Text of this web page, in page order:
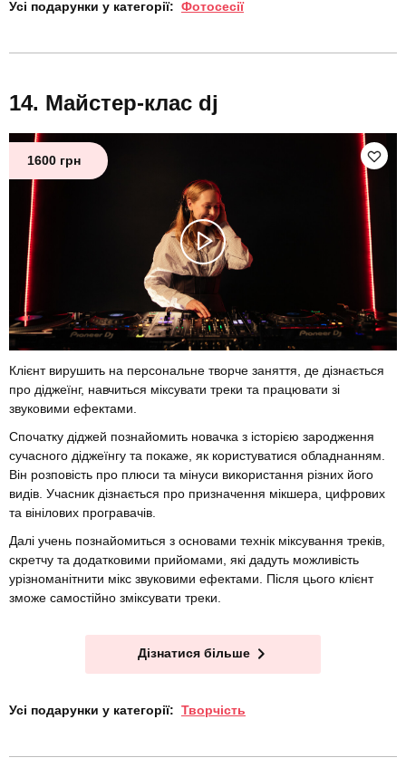
Усі подарунки у категорії: Фотосесії
Майстер-клас dj
1600 грн
Клієнт вирушить на персональне творче заняття, де дізнається
про діджеїнг, навчиться міксувати треки та працювати зі
звуковими ефектами.
Спочатку діджей познайомить новачка з історією зародження
сучасного діджеїнгу та покаже, як користуватися обладнанням.
Він розповість про плюси та мінуси використання різних його
видів. Учасник дізнається про призначення мікшера, цифрових
та вінілових програвачів.
Далі учень познайомиться з основами технік міксування треків,
скретчу та додатковими прийомами, які дадуть можливість
урізноманітнити мікс звуковими ефектами. Після цього клієнт
зможе самостійно зміксувати треки.
Дізнатися більше
Усі подарунки у категорії: Творчість